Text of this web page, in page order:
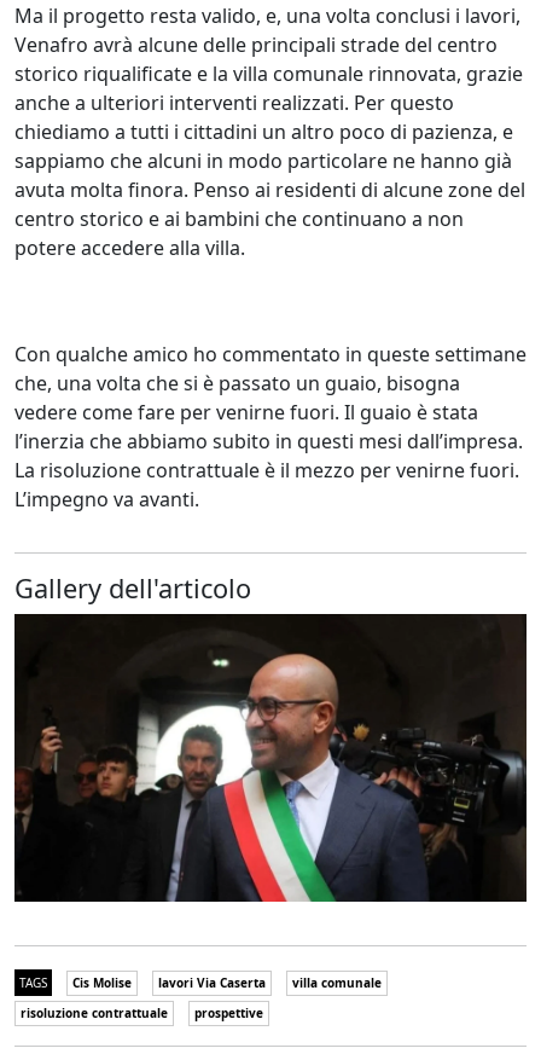
Ma il progetto resta valido, e, una volta conclusi i lavori,
Venafro avrà alcune delle principali strade del centro
storico riqualificate e la villa comunale rinnovata, grazie
anche a ulteriori interventi realizzati. Per questo
chiediamo a tutti i cittadini un altro poco di pazienza, e
sappiamo che alcuni in modo particolare ne hanno già
avuta molta finora. Penso ai residenti di alcune zone del
centro storico e ai bambini che continuano a non
potere accedere alla villa.
Con qualche amico ho commentato in queste settimane
che, una volta che si è passato un guaio, bisogna
vedere come fare per venirne fuori. Il guaio è stata
l’inerzia che abbiamo subito in questi mesi dall’impresa.
La risoluzione contrattuale è il mezzo per venirne fuori.
L’impegno va avanti.
Gallery dell'articolo
TAGS Cis Molise lavori Via Caserta
villa comunale
risoluzione contrattuale
prospettive